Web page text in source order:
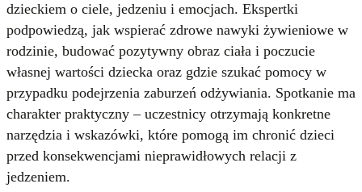
dzieckiem o ciele, jedzeniu i emocjach. Ekspertki
podpowiedzą, jak wspierać zdrowe nawyki żywieniowe w
rodzinie, budować pozytywny obraz ciała i poczucie
własnej wartości dziecka oraz gdzie szukać pomocy w
przypadku podejrzenia zaburzeń odżywiania. Spotkanie ma
charakter praktyczny – uczestnicy otrzymają konkretne
narzędzia i wskazówki, które pomogą im chronić dzieci
przed konsekwencjami nieprawidłowych relacji z
jedzeniem.